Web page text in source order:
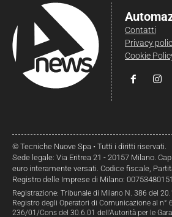
Contatti
Privacy
Cookie
© Tecniche Nuove Spa • Tutti i diritti riservati.
Sede legale: Via Eritrea 21 - 20157 Milano.
euro interamente versati. Codice fiscale,
Registro delle Imprese di Milano: 00753480151
Registrazione: Tribunale di Milano N. 386 del
Registro degli Operatori di Comunicazione al n°
236/01/Cons del 30.6.01 dell’Autorità per le